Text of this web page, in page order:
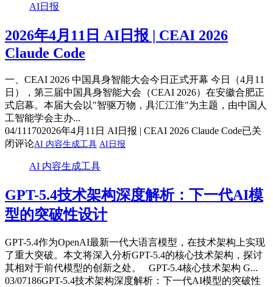
AI日报
2026年4月11日 AI日报 | CEAI 2026
Claude Code
一、CEAI 2026 中国具身智能大会今日正式开幕 今日（4月11
日），第三届中国具身智能大会（CEAI 2026）在安徽合肥正
式启幕。本届大会以"智驱万物，具汇江淮"为主题，由中国人
工智能学会主办...
04/11 1702026年4月11日 AI日报 | CEAI 2026 Claude Code已关
闭评论AI 内容生成工具 AI日报
AI 内容生成工具
GPT-5.4技术架构深度解析：下一代AI模
型的突破性设计
GPT-5.4作为OpenAI最新一代大语言模型，在技术架构上实现
了重大突破。本文将深入分析GPT-5.4的核心技术架构，探讨
其相对于前代模型的创新之处。 GPT-5.4核心技术架构 G...
03/07186GPT-5.4技术架构深度解析：下一代AI模型的突破性